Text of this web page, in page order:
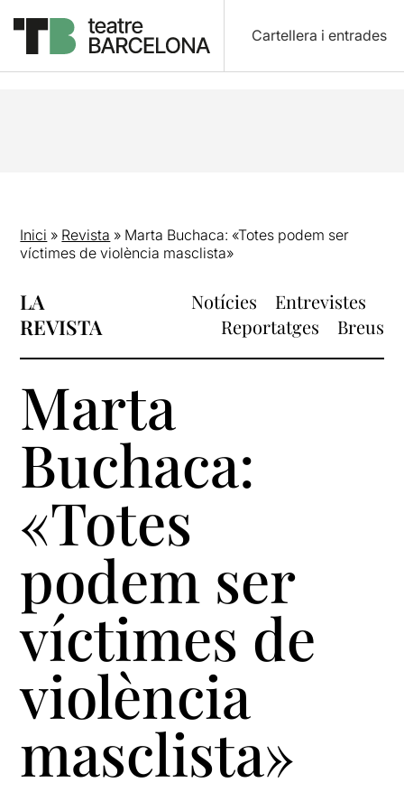
Cartellera i entrades
Inici » Revista » Marta Buchaca: «Totes podem ser
víctimes de violència masclista»
LA
REVISTA
Notícies
Entrevistes
Reportatges
Breus
Marta
Buchaca:
«Totes
podem ser
víctimes de
violència
masclista»